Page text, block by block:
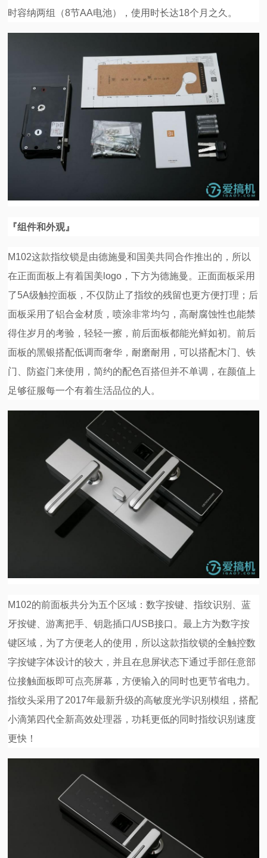
时容纳两组（8节AA电池），使用时长达18个月之久。
『组件和外观』
M102这款指纹锁是由德施曼和国美共同合作推出的，所以
在正面面板上有着国美logo，下方为德施曼。正面面板采用
了5A级触控面板，不仅防止了指纹的残留也更方便打理；后
面板采用了铝合金材质，喷涂非常均匀，高耐腐蚀性也能禁
得住岁月的考验，轻轻一擦，前后面板都能光鲜如初。前后
面板的黑银搭配低调而奢华，耐磨耐用，可以搭配木门、铁
门、防盗门来使用，简约的配色百搭但并不单调，在颜值上
足够征服每一个有着生活品位的人。
M102的前面板共分为五个区域：数字按键、指纹识别、蓝
牙按键、游离把手、钥匙插口/USB接口。最上方为数字按
键区域，为了方便老人的使用，所以这款指纹锁的全触控数
字按键字体设计的较大，并且在息屏状态下通过手部任意部
位接触面板即可点亮屏幕，方便输入的同时也更节省电力。
指纹头采用了2017年最新升级的高敏度光学识别模组，搭配
小滴第四代全新高效处理器，功耗更低的同时指纹识别速度
更快！